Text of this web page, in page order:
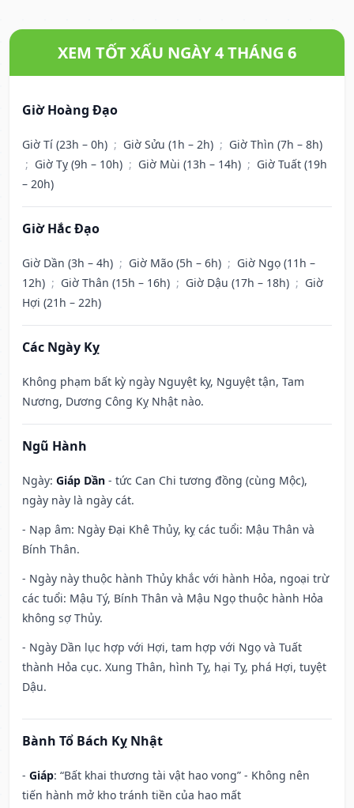
XEM TỐT XẤU NGÀY 4 THÁNG 6
Giờ Hoàng Đạo
Giờ Tí (23h – 0h) ; Giờ Sửu (1h – 2h) ; Giờ Thìn (7h – 8h)
; Giờ Tỵ (9h – 10h) ; Giờ Mùi (13h – 14h) ; Giờ Tuất (19h
– 20h)
Giờ Hắc Đạo
Giờ Dần (3h – 4h) ; Giờ Mão (5h – 6h) ; Giờ Ngọ (11h –
12h) ; Giờ Thân (15h – 16h) ; Giờ Dậu (17h – 18h) ; Giờ
Hợi (21h – 22h)
Các Ngày Kỵ
Không phạm bất kỳ ngày Nguyệt kỵ, Nguyệt tận, Tam
Nương, Dương Công Kỵ Nhật nào.
Ngũ Hành
Ngày: Giáp Dần - tức Can Chi tương đồng (cùng Mộc),
ngày này là ngày cát.
- Nạp âm: Ngày Đại Khê Thủy, kỵ các tuổi: Mậu Thân và
Bính Thân.
- Ngày này thuộc hành Thủy khắc với hành Hỏa, ngoại trừ
các tuổi: Mậu Tý, Bính Thân và Mậu Ngọ thuộc hành Hỏa
không sợ Thủy.
- Ngày Dần lục hợp với Hợi, tam hợp với Ngọ và Tuất
thành Hỏa cục. Xung Thân, hình Tỵ, hại Tỵ, phá Hợi, tuyệt
Dậu.
Bành Tổ Bách Kỵ Nhật
- Giáp: “Bất khai thương tài vật hao vong” - Không nên
tiến hành mở kho tránh tiền của hao mất